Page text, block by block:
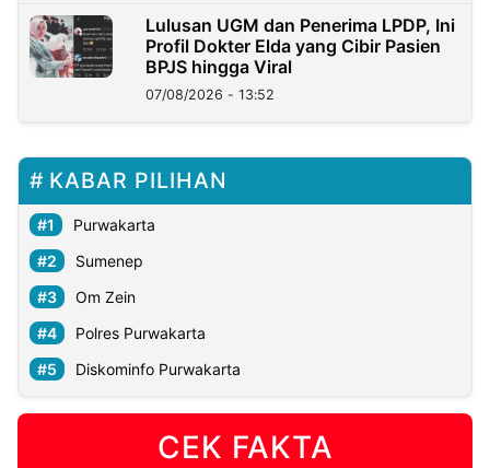
Lulusan UGM dan Penerima LPDP, Ini
Profil Dokter Elda yang Cibir Pasien
BPJS hingga Viral
07/08/2026 - 13:52
KABAR PILIHAN
Purwakarta
Sumenep
Om Zein
Polres Purwakarta
Diskominfo Purwakarta
CEK FAKTA